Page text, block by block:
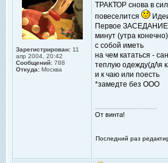
Зарегистрирован: 11
апр 2004, 20:42
Сообщений: 788
Откуда: Москва
ТРАКТОР снова в
повеселится
Первое ЗАСЕДАНИЕ
минут (утра конечно)
с собой иметь
на чем кататься -
теплую одежду(д/\я
и к чаю или поесть
*замедте без ООО
От винта!
Последний раз